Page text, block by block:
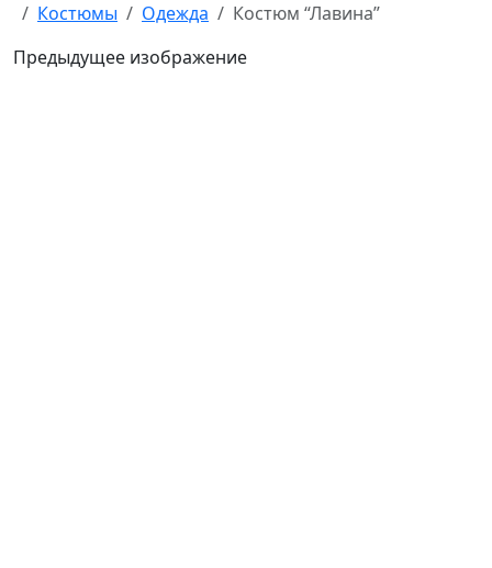
Костюмы
Одежда
Костюм “Лавина”
Предыдущее изображение